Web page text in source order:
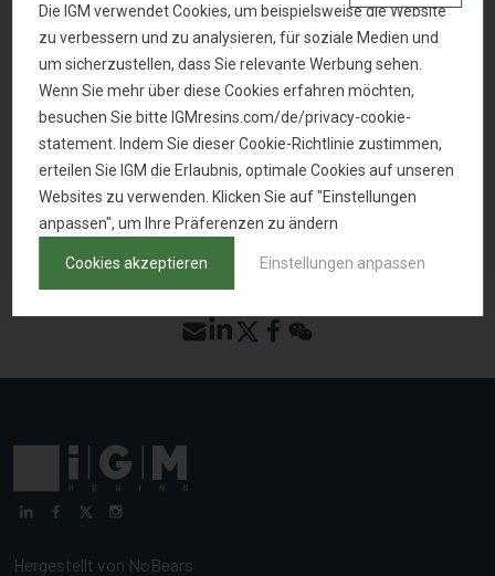
Farbige Systeme
MUSTER ANFRAGEN
ZURÜCK ZUR PRODUKTSUCHE
Hergestellt von NoBears
Die IGM verwendet Cookies, um beispielsweise die Website
zu verbessern und zu analysieren, für soziale Medien und
um sicherzustellen, dass Sie relevante Werbung sehen.
Wenn Sie mehr über diese Cookies erfahren möchten,
besuchen Sie bitte IGMresins.com/de/privacy-cookie-
statement. Indem Sie dieser Cookie-Richtlinie zustimmen,
erteilen Sie IGM die Erlaubnis, optimale Cookies auf unseren
Websites zu verwenden. Klicken Sie auf "Einstellungen
anpassen", um Ihre Präferenzen zu ändern
Cookies akzeptieren Einstellungen anpassen